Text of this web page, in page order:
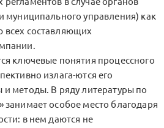
муниципального управления) как
составляющих
ключевые понятия процессного
излага-ются его
методы. В ряду литературы по
занимает особое место благодаря
в нем даются не